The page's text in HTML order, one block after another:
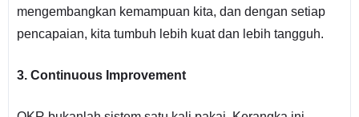
mengembangkan kemampuan kita, dan dengan setiap
pencapaian, kita tumbuh lebih kuat dan lebih tangguh.
3. Continuous Improvement